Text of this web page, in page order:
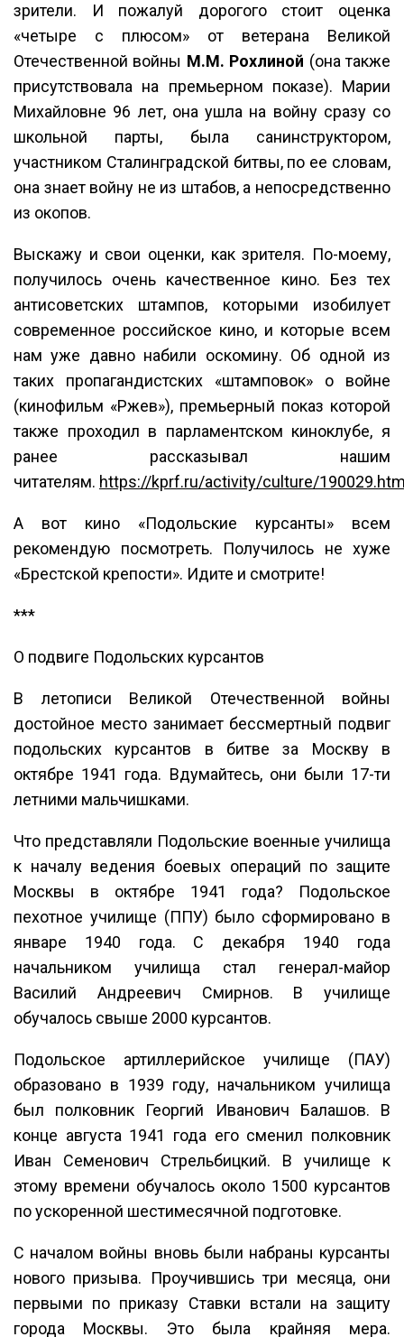
зрители. И пожалуй дорогого стоит оценка
«четыре с плюсом» от ветерана Великой
Отечественной войны М.М. Рохлиной (она также
присутствовала на премьерном показе). Марии
Михайловне 96 лет, она ушла на войну сразу со
школьной парты, была санинструктором,
участником Сталинградской битвы, по ее словам,
она знает войну не из штабов, а непосредственно
из окопов.
Выскажу и свои оценки, как зрителя. По-моему,
получилось очень качественное кино. Без тех
антисоветских штампов, которыми изобилует
современное российское кино, и которые всем
нам уже давно набили оскомину. Об одной из
таких пропагандистских «штамповок» о войне
(кинофильм «Ржев»), премьерный показ которой
также проходил в парламентском киноклубе, я
ранее рассказывал нашим
читателям. https://kprf.ru/activity/culture/
А вот кино «Подольские курсанты» всем
рекомендую посмотреть. Получилось не хуже
«Брестской крепости». Идите и смотрите!
***
О подвиге Подольских курсантов
В летописи Великой Отечественной войны
достойное место занимает бессмертный подвиг
подольских курсантов в битве за Москву в
октябре 1941 года. Вдумайтесь, они были 17-ти
летними мальчишками.
Что представляли Подольские военные училища
к началу ведения боевых операций по защите
Москвы в октябре 1941 года? Подольское
пехотное училище (ППУ) было сформировано в
январе 1940 года. С декабря 1940 года
начальником училища стал генерал-майор
Василий Андреевич Смирнов. В училище
обучалось свыше 2000 курсантов.
Подольское артиллерийское училище (ПАУ)
образовано в 1939 году, начальником училища
был полковник Георгий Иванович Балашов. В
конце августа 1941 года его сменил полковник
Иван Семенович Стрельбицкий. В училище к
этому времени обучалось около 1500 курсантов
по ускоренной шестимесячной подготовке.
С началом войны вновь были набраны курсанты
нового призыва. Проучившись три месяца, они
первыми по приказу Ставки встали на защиту
города Москвы. Это была крайняя мера.